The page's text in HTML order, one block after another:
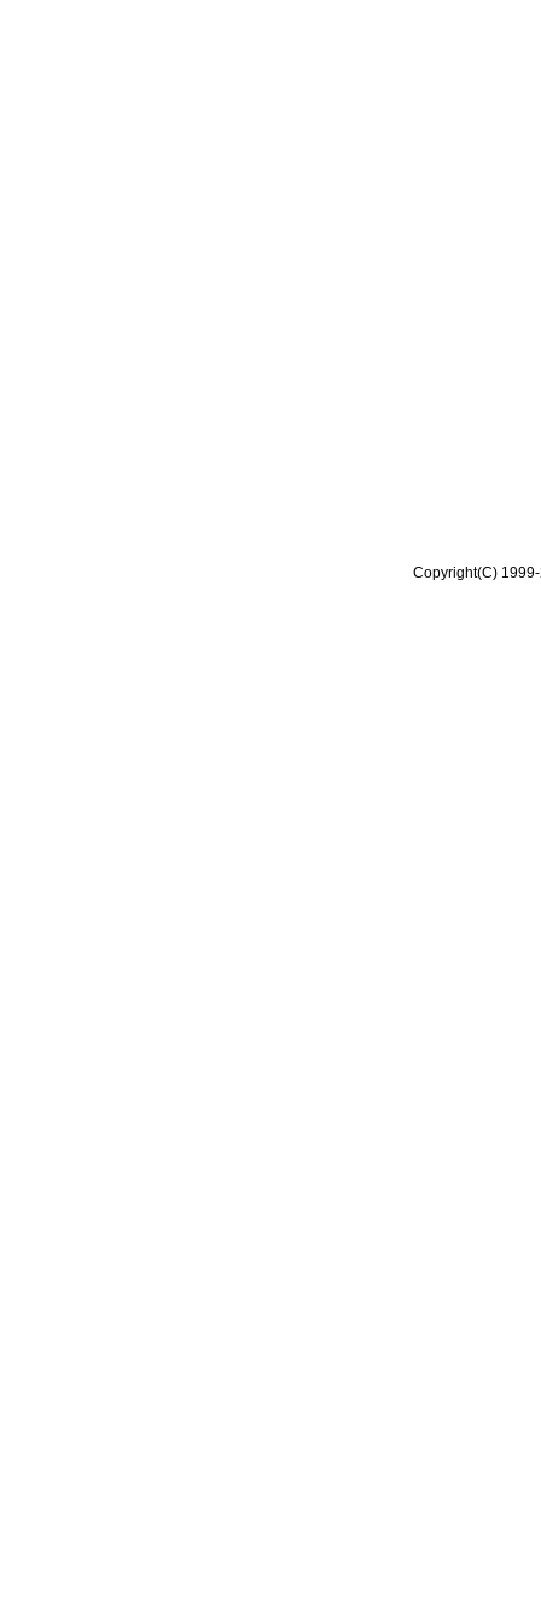
Copyright(C)